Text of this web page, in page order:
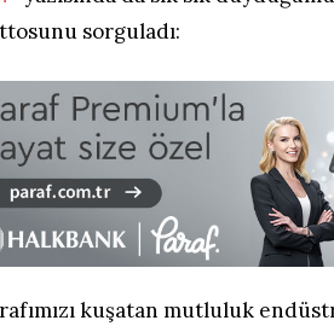
sorguladı:
kuşatan mutluluk